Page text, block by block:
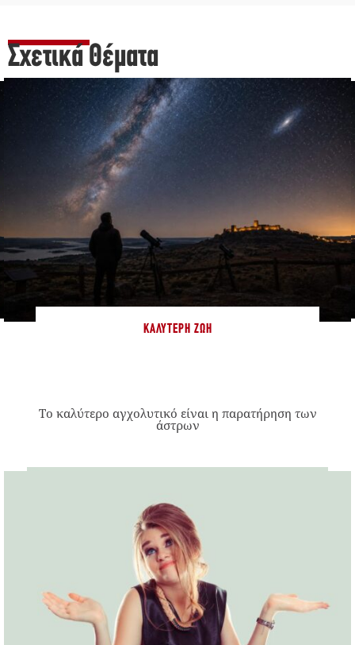
Σχετικά Θέματα
ΚΑΛΎΤΕΡΗ ΖΩΉ
Το καλύτερο αγχολυτικό είναι η παρατήρηση των
άστρων